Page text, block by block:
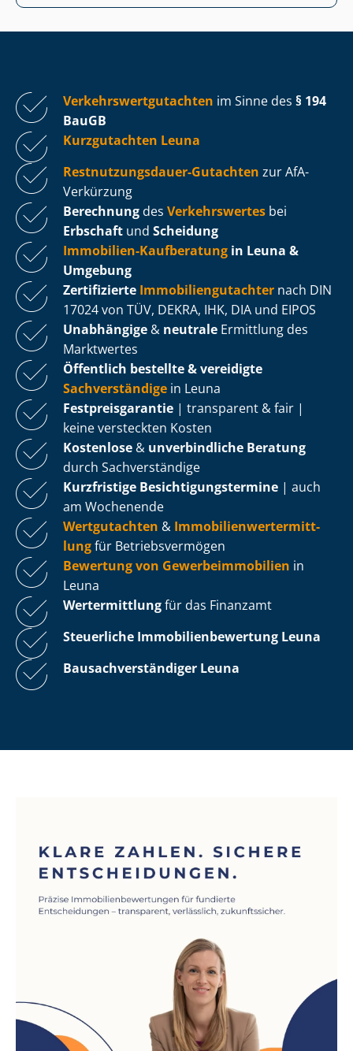
Ver­kehrs­wert­gut­ach­ten im Sinne des § 194
BauGB
Kurzgutachten Leuna
Rest­nut­zungs­dau­er-Gutachten zur AfA-
Verkürzung
Berechnung des Verkehrswertes bei
Erbschaft und Scheidung
Immobilien-Kaufberatung in Leuna &
Umgebung
Zertifizierte Im­mo­bi­li­en­gut­ach­ter nach DIN
17024 von TÜV, DEKRA, IHK, DIA und EIPOS
Unabhängige & neutrale Ermittlung des
Marktwertes
Öffentlich bestellte & vereidigte
Sachverständige in Leuna
Fest­preis­ga­ran­tie | transparent & fair |
keine versteckten Kosten
Kostenlose & unverbindliche Beratung
durch Sachverständige
Kurzfristige Be­sich­ti­gungs­ter­mi­ne | auch
am Wochenende
Wertgutachten & Im­mo­bi­li­en­wert­ermitt­
lungfür Be­triebs­ver­mö­gen
Bewertung von Ge­wer­be­im­mo­bi­li­en in
Leuna
Wertermittlungfür das Finanzamt
Steuerliche Im­mo­bi­li­en­be­wer­tung Leuna
Bau­sach­ver­stän­di­ger Leuna